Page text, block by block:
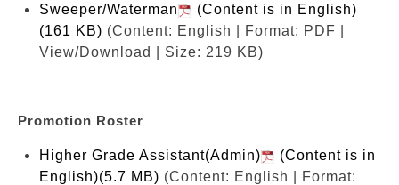
Sweeper/Waterman
(Content is in English)
(161 KB) (Content: English | Format: PDF |
View/Download | Size: 219 KB)
Promotion Roster
Higher Grade Assistant(Admin)
(Content is in
English)(5.7 MB) (Content: English | Format: